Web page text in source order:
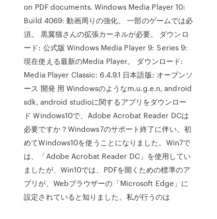
on PDF documents. Windows Media Player 10:
Build 4069: 動画周りの強化。 一部のゲームでは必
須。 黒翼猫さんの拡張カーネルが必要。 ダウンロ
ード: 公式版 Windows Media Player 9: Series 9:
現在使える最新のMedia Player。 ダウンロード:
Media Player Classic: 6.4.9.1 日本語版: オープンソ
ース 開発 用 Windowsのようなm.u.g.e.n, android
sdk, android studioに関するアプリをダウンロー
ド Windows10で、Adobe Acrobat Reader DCは
必要ですか？Windows7のサポート終了に伴い、初
めてWindows10を使うことになりました。Win7で
は、「Adobe Acrobat Reader DC」を使用してい
ましたが、Win10では、PDFを開くための標準のア
プリが、Webブラウザーの「Microsoft Edge」に
設定されていると知りました。私が行うのは